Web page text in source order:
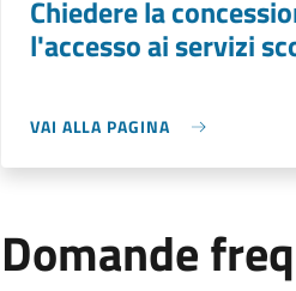
Chiedere la
l'accesso ai servizi
VAI ALLA PAGINA
Domande